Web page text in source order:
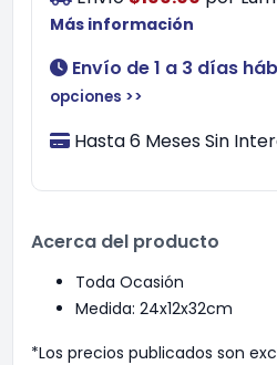
Más información
Envío de 1 a 3 días
opciones >>
Hasta 6 Meses Sin
Acerca del producto
Toda Ocasión
Medida: 24x12x32cm
*Los precios publicados son